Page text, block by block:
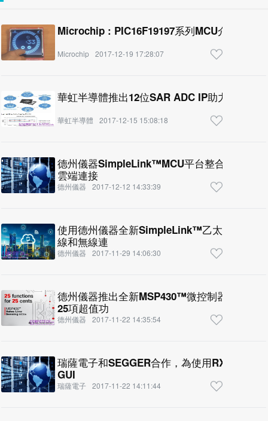
Microchip : PIC16F19197系列MCU介紹
Microchip 2017-12-19 17:28:07
華虹半導體推出12位SAR ADC IP助力超低功
華虹半導體 2017-12-15 15:08:18
德州儀器SimpleLink™MCU平台整合全新
雲端連接
德州儀器 2017-12-12 14:33:39
使用德州儀器全新SimpleLink™乙太網路
線和無線連
德州儀器 2017-11-29 14:06:30
德州儀器推出全新MSP430™微控制器，以
25項超值功
德州儀器 2017-11-22 14:35:54
瑞薩電子和SEGGER合作，為使用RX65N/
GUI
瑞薩電子 2017-11-22 14:11:44